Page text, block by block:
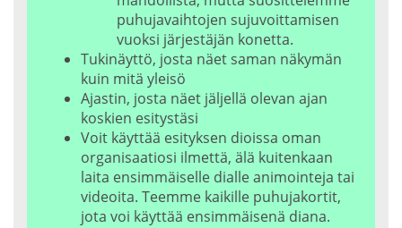
puhujavaihtojen sujuvoittamisen
vuoksi järjestäjän konetta.
Tukinäyttö, josta näet saman näkymän
kuin mitä yleisö
Ajastin, josta näet jäljellä olevan ajan
koskien esitystäsi
Voit käyttää esityksen dioissa oman
organisaatiosi ilmettä, älä kuitenkaan
laita ensimmäiselle dialle animointeja tai
videoita. Teemme kaikille puhujakortit,
jota voi käyttää ensimmäisenä diana.